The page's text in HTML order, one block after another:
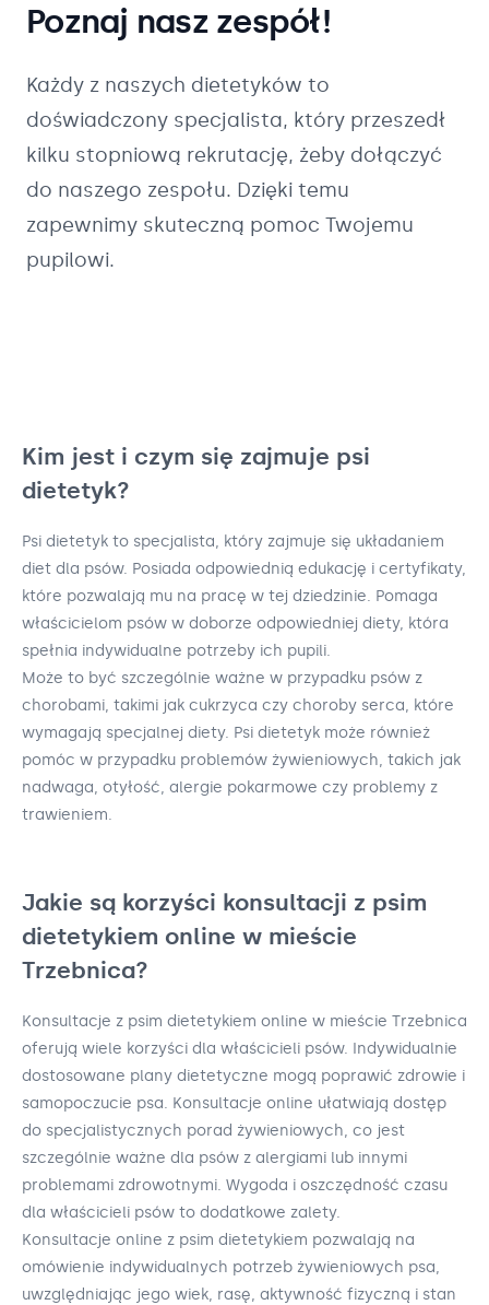
Poznaj nasz zespół!
Każdy z naszych dietetyków to
doświadczony specjalista, który przeszedł
kilku stopniową rekrutację, żeby dołączyć
do naszego zespołu. Dzięki temu
zapewnimy skuteczną pomoc Twojemu
pupilowi.
Kim jest i czym się zajmuje psi
dietetyk?
Psi dietetyk to specjalista, który zajmuje się układaniem
diet dla psów. Posiada odpowiednią edukację i certyfikaty,
które pozwalają mu na pracę w tej dziedzinie. Pomaga
właścicielom psów w doborze odpowiedniej diety, która
spełnia indywidualne potrzeby ich pupili.
Może to być szczególnie ważne w przypadku psów z
chorobami, takimi jak cukrzyca czy choroby serca, które
wymagają specjalnej diety. Psi dietetyk może również
pomóc w przypadku problemów żywieniowych, takich jak
nadwaga, otyłość, alergie pokarmowe czy problemy z
trawieniem.
Jakie są korzyści konsultacji z psim
dietetykiem online w mieście
Trzebnica?
Konsultacje z psim dietetykiem online w mieście Trzebnica
oferują wiele korzyści dla właścicieli psów. Indywidualnie
dostosowane plany dietetyczne mogą poprawić zdrowie i
samopoczucie psa. Konsultacje online ułatwiają dostęp
do specjalistycznych porad żywieniowych, co jest
szczególnie ważne dla psów z alergiami lub innymi
problemami zdrowotnymi. Wygoda i oszczędność czasu
dla właścicieli psów to dodatkowe zalety.
Konsultacje online z psim dietetykiem pozwalają na
omówienie indywidualnych potrzeb żywieniowych psa,
uwzględniając jego wiek, rasę, aktywność fizyczną i stan